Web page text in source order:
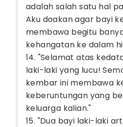
adalah salah satu hal
Aku doakan agar bayi
membawa begitu
kehangatan ke dalam
14. "Selamat atas
laki-laki yang lucu!
kembar ini membawa
keberuntungan yang
keluarga kalian."
15. "Dua bayi laki-laki